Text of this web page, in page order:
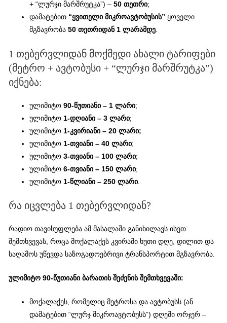
+ “ლურჯი მარშრუტკა”) –50 თეთრი;
დამატებით “ყვითელი მიკროავტობუსის”ყოველი
მგზავრობა50 თეთრიდან 1 ლარამდე.
1 თებერვლიდან მოქმედი ახალი ტარიფები
(მეტრო + ავტობუსი + “ლურჯი მარშრუტკა”)
იქნება:
ულიმიტო90-წუთიანი – 1 ლარი;
ულიმიტო 1-დღიანი – 3 ლარი;
ულიმიტო 1-კვირიანი – 20 ლარი;
ულიმიტო 1-თვიანი – 40 ლარი;
ულიმიტო3-თვიანი – 100 ლარი;
ულიმიტო6-თვიანი – 150 ლარი;
ულიმიტო 1-წლიანი – 250 ლარი
რა იცვლება 1 თებერვლიდან?
რადიო თავისუფლება ამ მასალაში განიხილავს ისეთ
შემთხვევას, როცა მოქალაქეს კვირაში ხუთი დღე, დილით და
საღამოს უწევდა საზოგადოებრივი ტრანსპორტით მგზავრობა.
ულიმიტო 90-წუთიანი ბარათის შეძენის შემთხვევაში:
მოქალაქეს, რომელიც მეტროსა და ავტობუსს (ან
დამატებით “ლურჯ მიკროავტობუსს”) დღეში ორჯერ –